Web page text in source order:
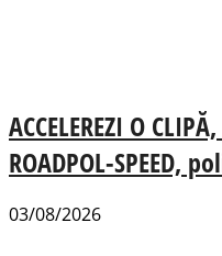
ACCELEREZI O
ROADPOL-SPEED,
03/08/2026